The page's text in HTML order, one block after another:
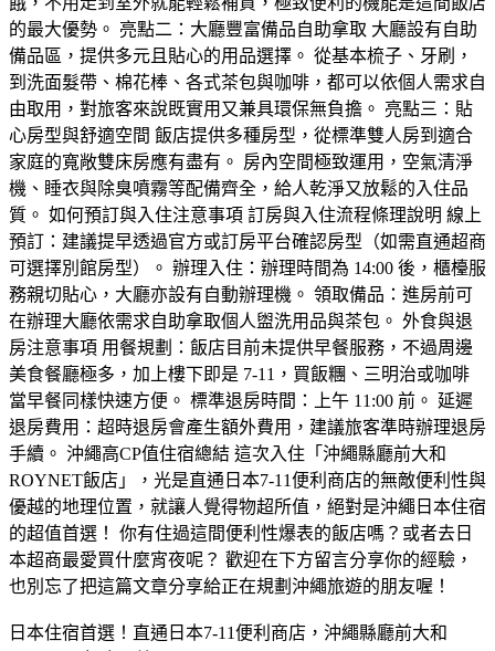
​日本住宿首選！直通日本7-11便利商店，沖繩縣廳前大和